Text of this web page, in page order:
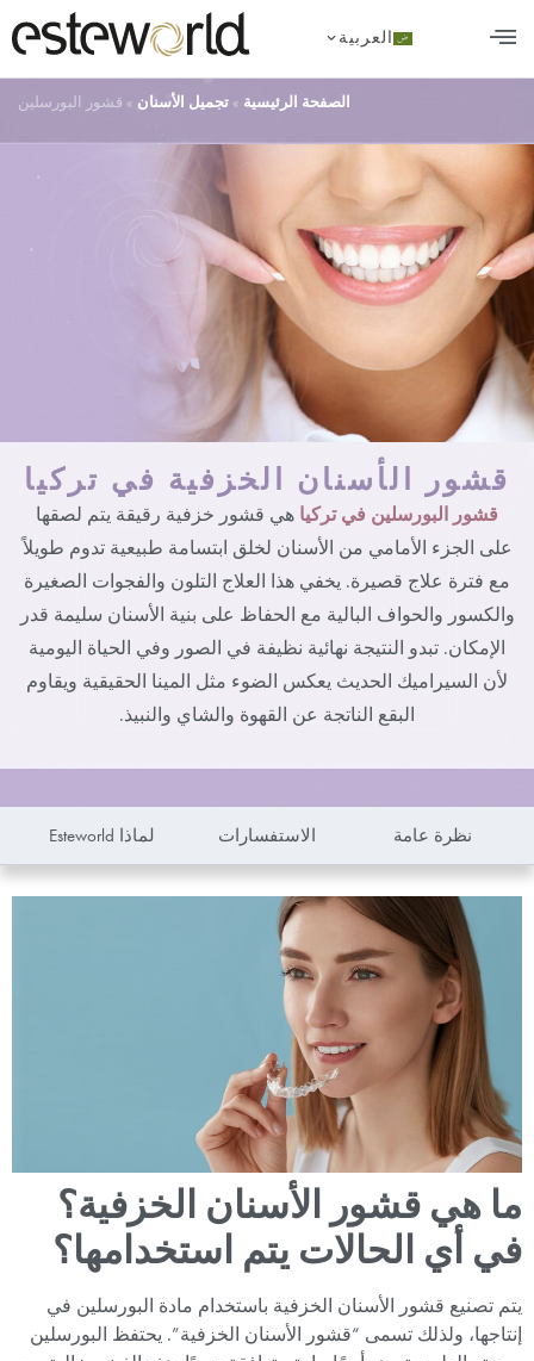
العربية
الصفحة الرئيسية » تجميل الأسنان » قشور البورسلين
قشور الأسنان الخزفية في تركيا
قشور البورسلين في تركيا هي قشور خزفية رقيقة يتم لصقها
على الجزء الأمامي من الأسنان لخلق ابتسامة طبيعية تدوم طويلاً
مع فترة علاج قصيرة. يخفي هذا العلاج التلون والفجوات الصغيرة
والكسور والحواف البالية مع الحفاظ على بنية الأسنان سليمة قدر
الإمكان. تبدو النتيجة نهائية نظيفة في الصور وفي الحياة اليومية
لأن السيراميك الحديث يعكس الضوء مثل المينا الحقيقية ويقاوم
البقع الناتجة عن القهوة والشاي والنبيذ.
نظرة عامة الاستفسارات لماذا Esteworld
ما هي قشور الأسنان الخزفية؟
في أي الحالات يتم استخدامها؟
يتم تصنيع قشور الأسنان الخزفية باستخدام مادة البورسلين في
إنتاجها، ولذلك تسمى “قشور الأسنان الخزفية”. يحتفظ البورسلين